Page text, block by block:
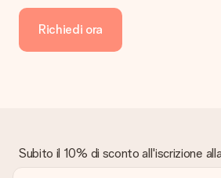
Richiedi ora
Subito il 10% di sconto all'iscrizione